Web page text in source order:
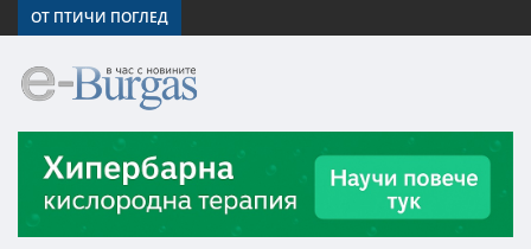
ОТ ПТИЧИ ПОГЛЕД